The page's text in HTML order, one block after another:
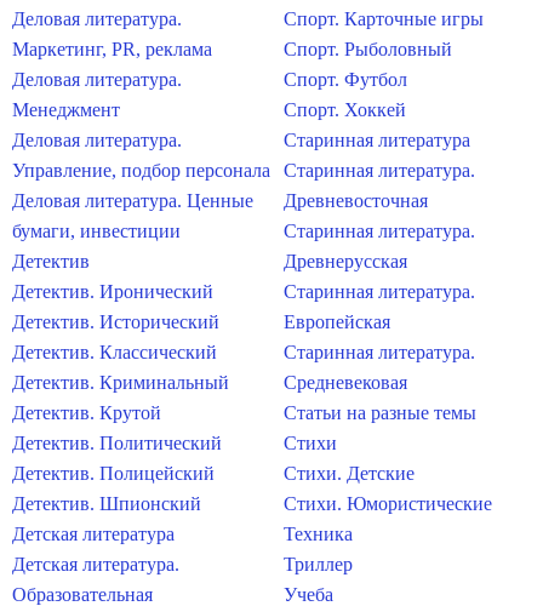
Деловая литература.
Маркетинг, PR, реклама
Деловая литература.
Менеджмент
Деловая литература.
Управление, подбор персонала
Деловая литература. Ценные
бумаги, инвестиции
Детектив
Детектив. Иронический
Детектив. Исторический
Детектив. Классический
Детектив. Криминальный
Детектив. Крутой
Детектив. Политический
Детектив. Полицейский
Детектив. Шпионский
Детская литература
Детская литература.
Образовательная
Спорт. Карточные игры
Спорт. Рыболовный
Спорт. Футбол
Спорт. Хоккей
Старинная литература
Старинная литература.
Древневосточная
Старинная литература.
Древнерусская
Старинная литература.
Европейская
Старинная литература.
Средневековая
Статьи на разные темы
Стихи
Стихи. Детские
Стихи. Юмористические
Техника
Триллер
Учеба